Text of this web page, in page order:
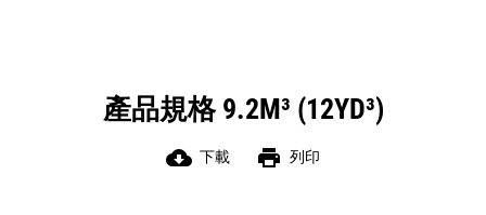
產品規格 9.2M³ (12YD³)
cloud_download 下載 print 列印